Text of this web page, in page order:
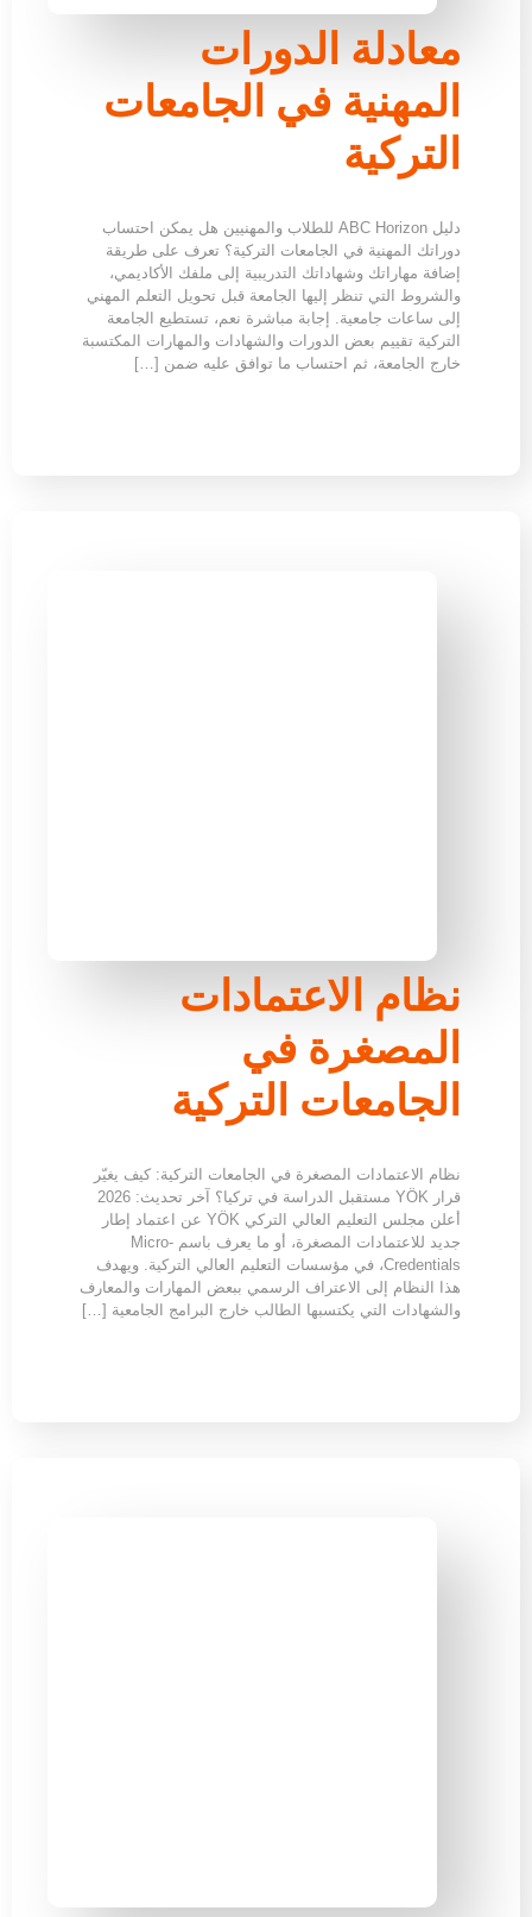
معادلة الدورات
المهنية في الجامعات
التركية
دليل ABC Horizon للطلاب والمهنيين هل يمكن احتساب
دوراتك المهنية في الجامعات التركية؟ تعرف على طريقة
إضافة مهاراتك وشهاداتك التدريبية إلى ملفك الأكاديمي،
والشروط التي تنظر إليها الجامعة قبل تحويل التعلم المهني
إلى ساعات جامعية. إجابة مباشرة نعم، تستطيع الجامعة
التركية تقييم بعض الدورات والشهادات والمهارات المكتسبة
خارج الجامعة، ثم احتساب ما توافق عليه ضمن […]
نظام الاعتمادات
المصغرة في
الجامعات التركية
نظام الاعتمادات المصغرة في الجامعات التركية: كيف يغيّر
قرار YÖK مستقبل الدراسة في تركيا؟ آخر تحديث: 2026
أعلن مجلس التعليم العالي التركي YÖK عن اعتماد إطار
جديد للاعتمادات المصغرة، أو ما يعرف باسم Micro-
Credentials، في مؤسسات التعليم العالي التركية. ويهدف
هذا النظام إلى الاعتراف الرسمي ببعض المهارات والمعارف
والشهادات التي يكتسبها الطالب خارج البرامج الجامعية […]